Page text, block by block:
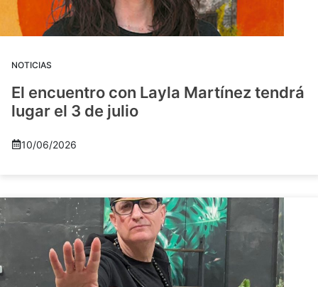
NOTICIAS
El encuentro con Layla Martínez tendrá
lugar el 3 de julio
10/06/2026